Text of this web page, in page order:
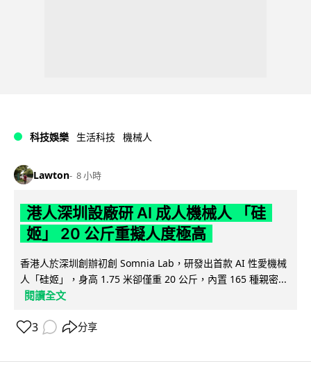
科技娛樂 生活科技 機械人
Lawton 8 小時
港人深圳設廠研 AI 成人機械人 「硅
姬」 20 公斤重擬人度極高
香港人於深圳創辦初創 Somnia Lab，研發出首款 AI 性愛機械
人「硅姬」，身高 1.75 米卻僅重 20 公斤，內置 165 種親密...
閱讀全文
3 分享